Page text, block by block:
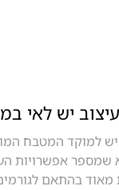
יש לאי
למוקד המטבח
אפשרויות
בהתאם